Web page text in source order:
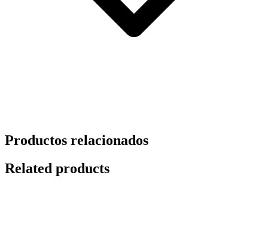
Productos relacionados
Related products